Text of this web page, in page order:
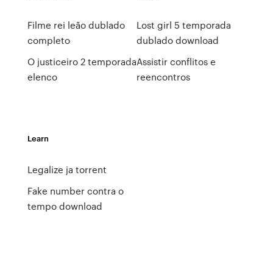
Filme rei leão dublado
completo
O justiceiro 2 temporada
elenco
Lost girl 5 temporada
dublado download
Assistir conflitos e
reencontros
Learn
Legalize ja torrent
Fake number contra o
tempo download